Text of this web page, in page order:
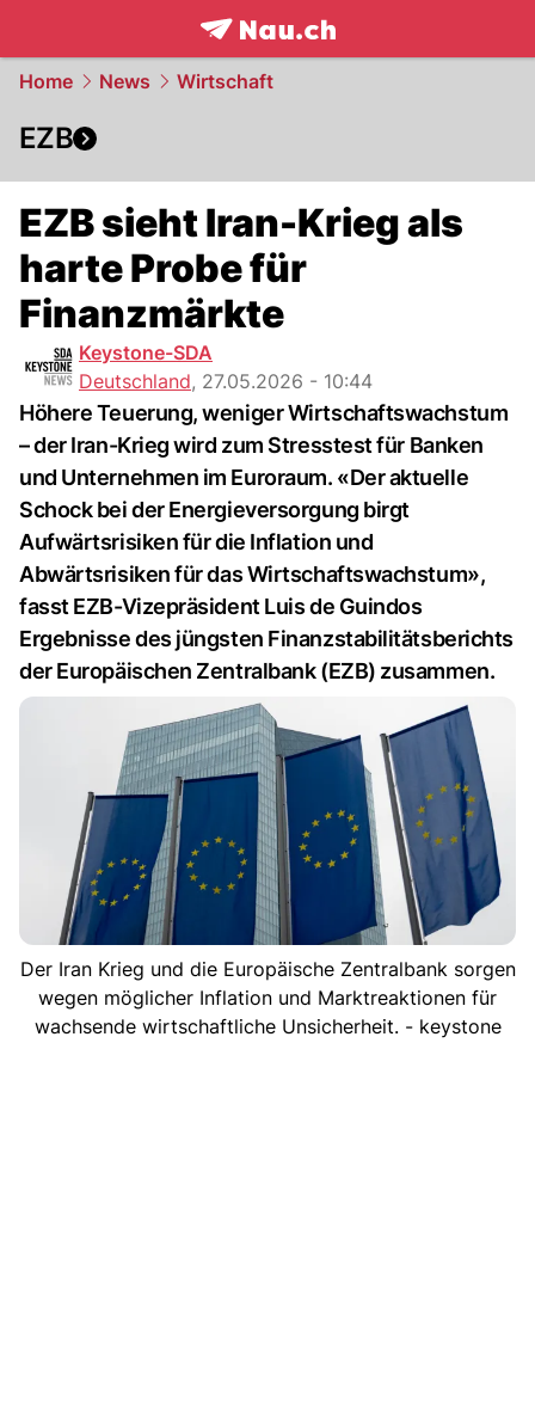
frontpage.NAU.ch
Home News Wirtschaft
EZB
EZB sieht Iran-Krieg als
harte Probe für
Finanzmärkte
Keystone-SDA
Deutschland, 27.05.2026 - 10:44
Höhere Teuerung, weniger Wirtschaftswachstum
– der Iran-Krieg wird zum Stresstest für Banken
und Unternehmen im Euroraum. «Der aktuelle
Schock bei der Energieversorgung birgt
Aufwärtsrisiken für die Inflation und
Abwärtsrisiken für das Wirtschaftswachstum»,
fasst EZB-Vizepräsident Luis de Guindos
Ergebnisse des jüngsten Finanzstabilitätsberichts
der Europäischen Zentralbank (EZB) zusammen.
Der Iran Krieg und die Europäische Zentralbank sorgen
wegen möglicher Inflation und Marktreaktionen für
wachsende wirtschaftliche Unsicherheit. - keystone